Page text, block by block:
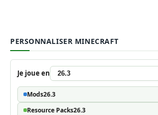
PERSONNALISER MINECRAFT
Je joue en
Mods26.3
Resource Packs26.3